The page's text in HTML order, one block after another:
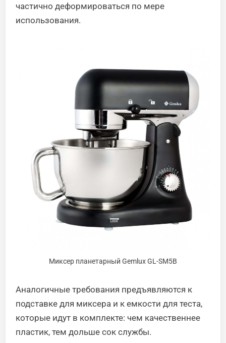
частично деформироваться по мере
использования.
Миксер планетарный Gemlux GL-SM5B
Аналогичные требования предъявляются к
подставке для миксера и к емкости для теста,
которые идут в комплекте: чем качественнее
пластик, тем дольше сок службы.